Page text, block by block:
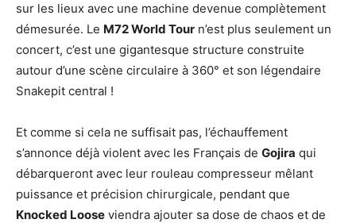
sur les lieux avec une machine devenue complètement
démesurée. Le M72 World Tour n’est plus seulement un
concert, c’est une gigantesque structure construite
autour d’une scène circulaire à 360° et son légendaire
Snakepit central !
Et comme si cela ne suffisait pas, l’échauffement
s’annonce déjà violent avec les Français de Gojira qui
débarqueront avec leur rouleau compresseur mêlant
puissance et précision chirurgicale, pendant que
Knocked Loose viendra ajouter sa dose de chaos et de